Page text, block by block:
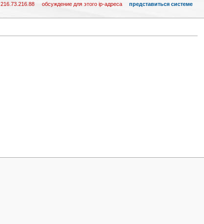
216.73.216.88 обсуждение для этого ip-адреса представиться системе